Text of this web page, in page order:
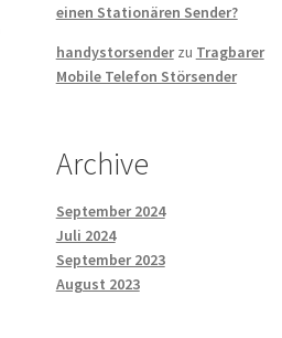
einen Stationären Sender?
handystorsenderzu Tragbarer
Mobile Telefon Störsender
Archive
September 2024
Juli 2024
September 2023
August 2023